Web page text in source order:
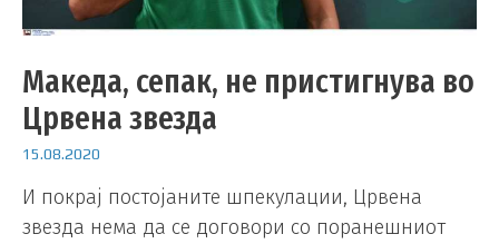
Македа, сепак, не пристигнува во
Црвена звезда
15.08.2020
И покрај постојаните шпекулации, Црвена
звезда нема да се договори со поранешниот